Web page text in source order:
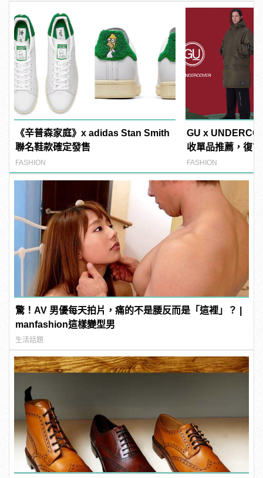
《辛普森家庭》x adidas Stan Smith
聯名鞋款確定發售
FASHION
GU x
收單品推薦，復
搭！
FASHION
驚！AV 男優每天拍片，痛的不是腰反而是「這裡」？ |
manfashion這樣變型男
生活話題